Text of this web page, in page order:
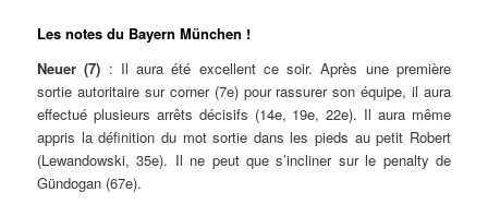
Les notes du Bayern München !
Neuer (7) : Il aura été excellent ce soir. Après une première
sortie autoritaire sur corner (7e) pour rassurer son équipe, il aura
effectué plusieurs arrêts décisifs (14e, 19e, 22e). Il aura même
appris la définition du mot sortie dans les pieds au petit Robert
(Lewandowski, 35e). Il ne peut que s’incliner sur le penalty de
Gündogan (67e).